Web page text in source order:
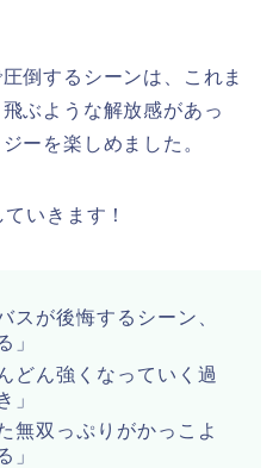
倒するシーンは、これま
ぶような解放感があっ
ーを楽しめました。
いきます！
スが後悔するシーン、
」
どん強くなっていく過
」
無双っぷりがかっこよ
」